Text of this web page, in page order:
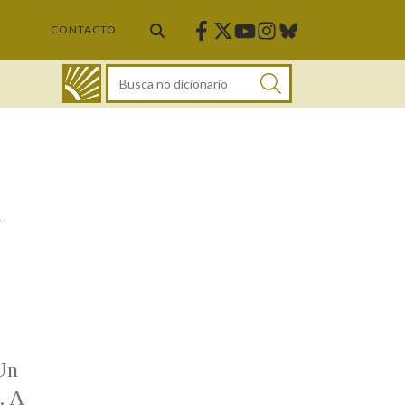
CONTACTO Facebook
Twitter
Youtube
Instagram
Bluesky
DICIONARIO
A